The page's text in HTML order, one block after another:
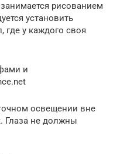
рисованием
установить
у каждого своя
и
освещении вне
Глаза не должны